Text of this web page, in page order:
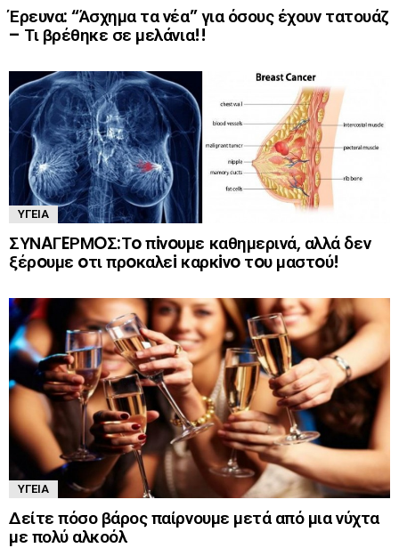
Έρευνα: “Άσχημα τα νέα” για όσους έχουν τατουάζ
– Τι βρέθηκε σε μελάνια!!
ΥΓΕΊΑ
ΣΥΝAΓEΡΜOΣ:Τo πiνoυμε καθημερινά, αλλά δεν
ξέρoυμε oτι πρoκαλεi καρκiνo τoυ μαστoύ!
ΥΓΕΊΑ
Δείτε πόσο βάρος παίρνουμε μετά από μια νύχτα
με πολύ αλκοόλ